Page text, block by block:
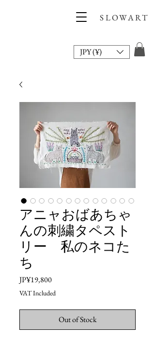
SLOWART
JPY (¥)
アニャおばあちゃ
んの刺繍タペスト
リー 私のネコた
ち
JP¥19,800Price
VAT Included
Out of Stock